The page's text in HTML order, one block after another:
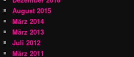
August 2015
März 2014
März 2013
Juli 2012
März 2011